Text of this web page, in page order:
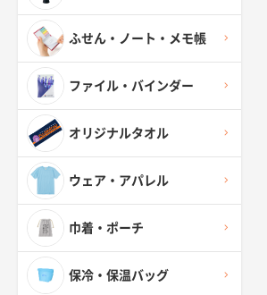
ふせん・ノート・メモ帳
ファイル・バインダー
オリジナルタオル
ウェア・アパレル
巾着・ポーチ
保冷・保温バッグ